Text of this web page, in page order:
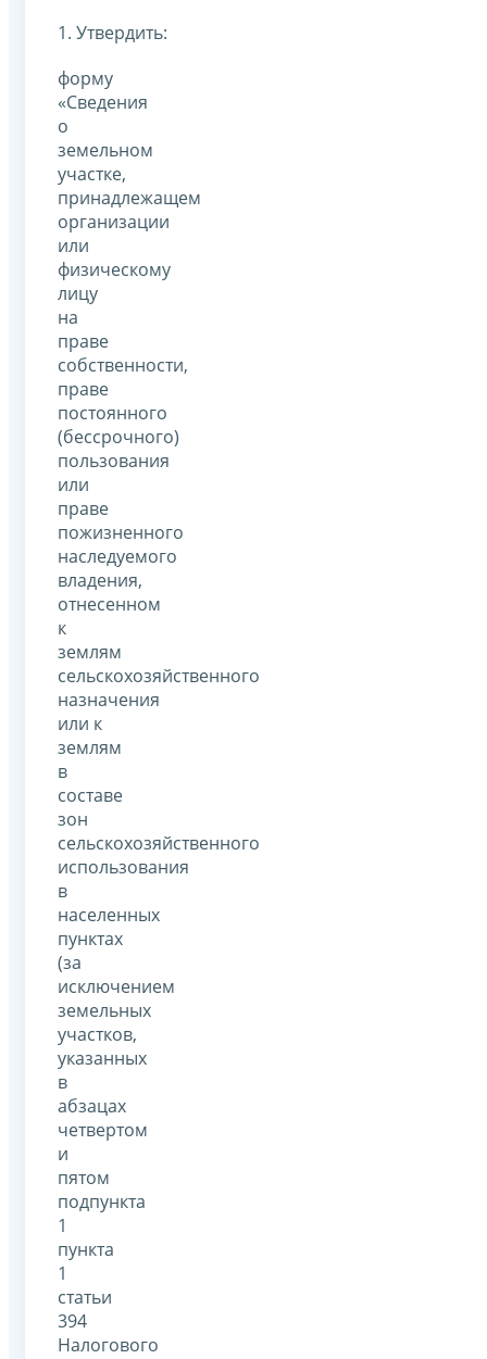
1. Утвердить:
форму
«Сведения
о
земельном
участке,
принадлежащем
организации
или
физическому
лицу
на
праве
собственности,
праве
постоянного
(бессрочного)
пользования
или
праве
пожизненного
наследуемого
владения,
отнесенном
к
землям
сельскохозяйственного
назначения
или к
землям
в
составе
зон
сельскохозяйственного
использования
в
населенных
пунктах
(за
исключением
земельных
участков,
указанных
в
абзацах
четвертом
и
пятом
подпункта
1
пункта
1
статьи
394
Налогового